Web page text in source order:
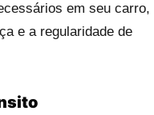
em seu carro,
e a regularidade de